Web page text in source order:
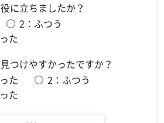
に立ちましたか？
2：ふつう
た
つけやすかったですか？
た
2：ふつう
た